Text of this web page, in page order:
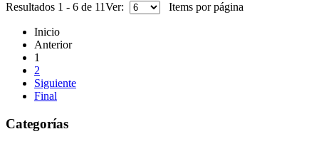
Resultados 1 - 6 de 11Ver: Items por página
Inicio
Anterior
1
2
Siguiente
Final
Categorías